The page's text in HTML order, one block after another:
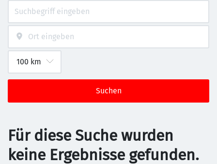
Suchen
Für diese Suche wurden
keine Ergebnisse gefunden.